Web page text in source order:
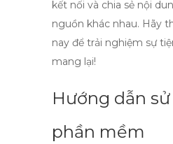
kết nối và chia sẻ nội
nguồn khác nhau. Hãy
nay để trải nghiệm sự
mang lại!
Hướng dẫn
phần mềm